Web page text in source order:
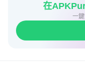
在
一